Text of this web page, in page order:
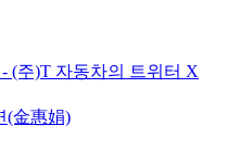
(주)T 자동차의 트위터 X
(金惠娟)